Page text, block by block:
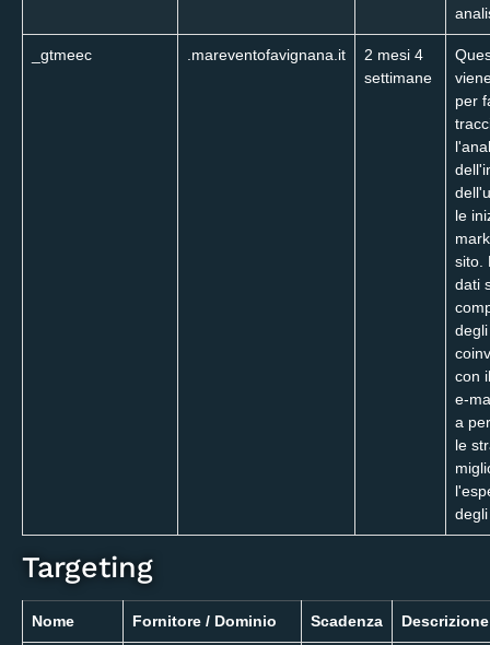
_gtmeec .mareventofavignana.it
2 mesi 4
settimane
per
le
sito.
dati
con
e-
a
le
Targeting
Nome Fornitore / Dominio Scadenza Descrizione